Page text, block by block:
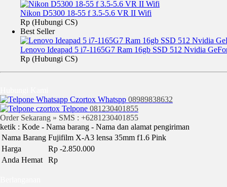
Nikon D5300 18-55 f 3.5-5.6 VR II Wifi
Rp (Hubungi CS)
Best Seller
Lenovo Ideapad 5 i7-1165G7 Ram 16gb SSD 512 Nvidia
Rp (Hubungi CS)
Whatspp 08989838632
Telpone 081230401855
Order Sekarang » SMS : +6281230401855
ketik : Kode - Nama barang - Nama dan alamat pengiriman
Nama Barang Fujifilm X-A3 lensa 35mm f1.6 Pink
Harga
Rp -2.850.000
Anda Hemat
Rp